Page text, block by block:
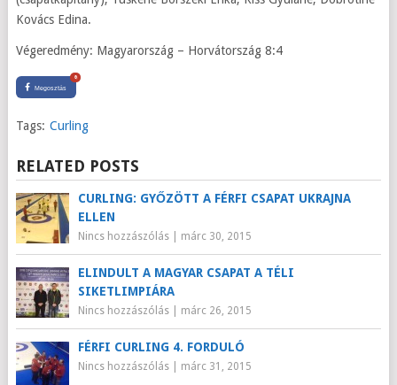
Kovács Edina.
Végeredmény: Magyarország – Horvátország 8:4
Megosztás
0
Tags: Curling
RELATED POSTS
CURLING: GYŐZÖTT A FÉRFI CSAPAT UKRAJNA
ELLEN
Nincs hozzászólás| márc 30, 2015
ELINDULT A MAGYAR CSAPAT A TÉLI
SIKETLIMPIÁRA
Nincs hozzászólás| márc 26, 2015
FÉRFI CURLING 4. FORDULÓ
Nincs hozzászólás| márc 31, 2015